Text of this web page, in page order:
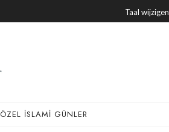
Taal wijzigen
ÖZEL İSLAMI GÜNLER